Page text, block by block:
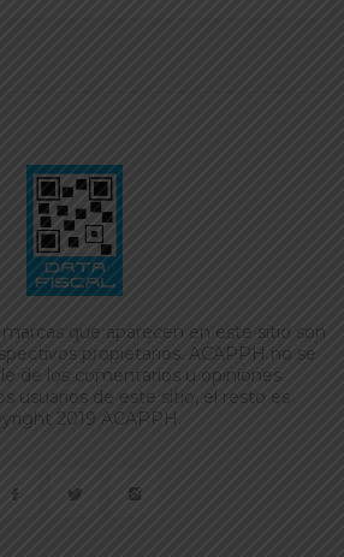
que aparecen en este sitio son
propietarios. ACAPPH no se
de los comentarios u opiniones
usuarios de este sitio, el resto es
2019 ACAPPH.